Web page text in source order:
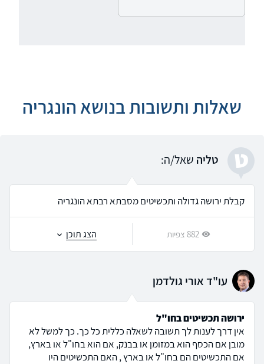
שאלות ותשובות בנושא הונגריה
ט טליה שאל/ה:
קבלת ירושה גדולה ותכשיטים מסבתא רבתא הונגריה
882 צפיות הצג תוכן
עו"ד אורי גולדמן
ירושה תכשיטים בחו"ל
אין דרך לענות לך תשובה לשאלה כללית כל כך. כך למשל לא
מובן אם הכסף הוא במזומן או בבנק, אם הוא בחו"ל או בארץ,
אם התכשיטים הם בחו"ל או בארץ , האם התכשיטים היו